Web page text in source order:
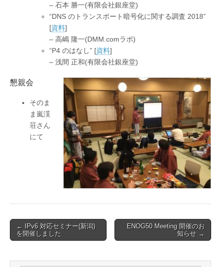
– 石本 勝一(有限会社銀座堂)
“DNS のトランスポート暗号化に関する調査 2018”
[資料]
– 高嶋 隆一(DMM.comラボ)
“P4 のはなし” [資料]
– 浅間 正和(有限会社銀座堂)
懇親会
そのま
ま嵐渓
荘さん
にて
Post
navigation
← IPv6 対応セミナー(新潟)
を開催しました
ENOG50 Meeting 開催のお
知らせ →